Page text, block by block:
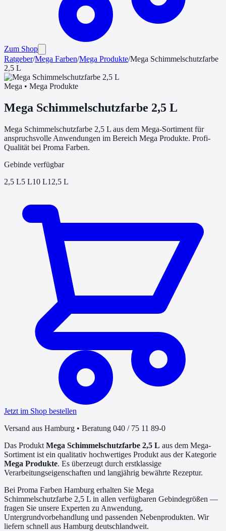
Zum Shop
Ratgeber/Mega Farben/Mega Produkte/Mega Schimmelschutzfarbe
2,5 L
Mega • Mega Produkte
Mega Schimmelschutzfarbe 2,5 L
Mega Schimmelschutzfarbe 2,5 L aus dem Mega-Sortiment für
anspruchsvolle Anwendungen im Bereich Mega Produkte. Profi-
Qualität bei Proma Farben.
Gebinde verfügbar
2,5 L5 L10 L12,5 L
Jetzt im Shop bestellen
Versand aus Hamburg • Beratung 040 / 75 11 89-0
Das Produkt Mega Schimmelschutzfarbe 2,5 L aus dem Mega-
Sortiment ist ein qualitativ hochwertiges Produkt aus der Kategorie
Mega Produkte. Es überzeugt durch erstklassige
Verarbeitungseigenschaften und langjährig bewährte Rezeptur.
Bei Proma Farben Hamburg erhalten Sie Mega
Schimmelschutzfarbe 2,5 L in allen verfügbaren Gebindegrößen —
fragen Sie unsere Experten zu Anwendung,
Untergrundvorbehandlung und passenden Nebenprodukten. Wir
liefern schnell aus Hamburg deutschlandweit.